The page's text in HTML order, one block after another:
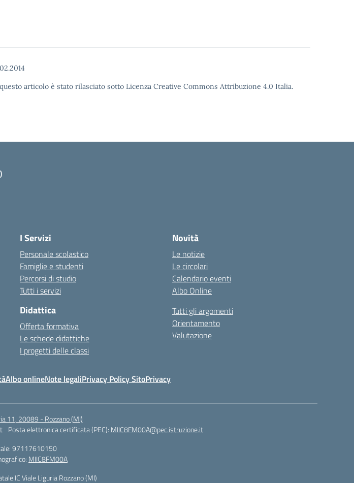
articolo è stato rilasciato sotto Licenza Creative Commons Attribuzione 4.0 Italia.
I Servizi
Personale scolastico
Famiglie e studenti
Percorsi di studio
Tutti i servizi
Didattica
Offerta formativa
Le schede didattiche
I progetti delle classi
Novità
Le notizie
Le circolari
Calendario eventi
Albo Online
Tutti gli argomenti
Orientamento
Valutazione
Albo onlineNote legaliPrivacy Policy SitoPrivacy
11, 20089 - Rozzano (MI)
Posta elettronica certificata (PEC): MIIC8FM00A@pec.istruzione.it
97117610150
MIIC8FM00A
IC Viale Liguria Rozzano (MI)